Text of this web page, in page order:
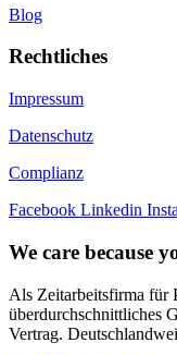
Blog
Rechtliches
Impressum
Datenschutz
Complianz
Facebook Linkedin
We care because
Als Zeitarbeitsfirma für
überdurchschnittliches
Vertrag.